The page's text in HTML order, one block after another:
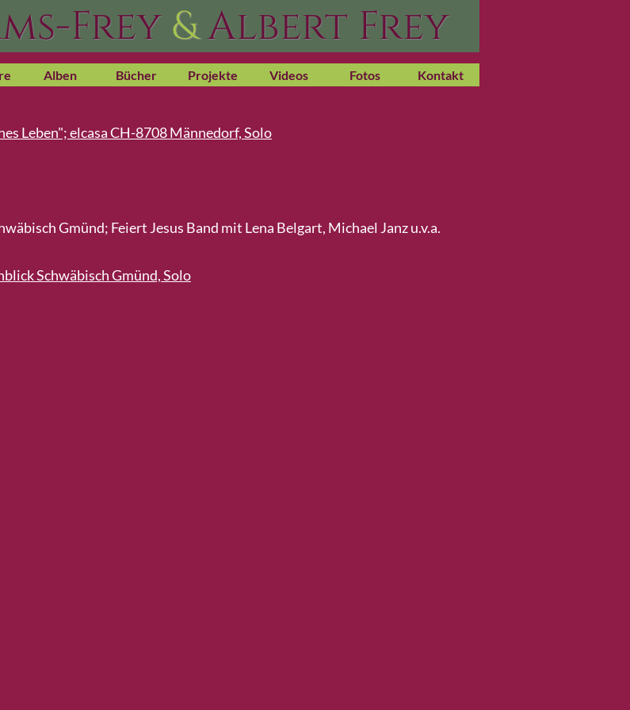
Frey &Albert Frey
Alben Bücher Projekte Videos Fotos Kontakt
Leben"; elcasa CH-8708 Männedorf, Solo
Gmünd; Feiert Jesus Band mit Lena Belgart, Michael Janz u.v.a.
Schwäbisch Gmünd, Solo